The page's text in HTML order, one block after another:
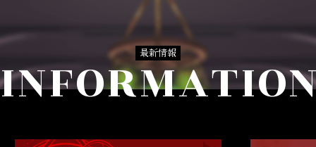
KEYWORD
STAFF/CAST
最新情報